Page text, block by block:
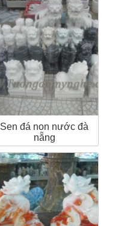
Sen đá non nước đà
nẵng